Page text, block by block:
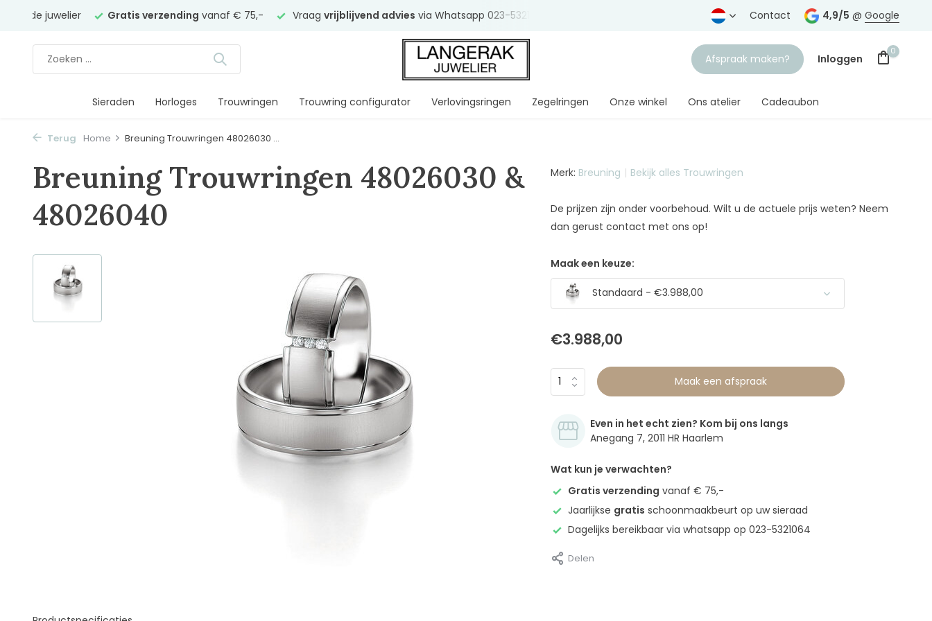
juwelier Gratis verzending vanaf € 75,- Vraag vrijblijvend advies via Whatsapp 023-5321064 uw vertrouwde juwelierContact 4,9/5 @ Google
Afspraak maken? Inloggen
0
Sieraden Horloges Trouwringen Trouwring configurator Verlovingsringen Zegelringen Onze winkel Ons atelier Cadeaubon
Terug Home Breuning Trouwringen 48026030 ...
Breuning Trouwringen 48026030 &
48026040
Merk: Breuning Bekijk alles Trouwringen
De prijzen zijn onder voorbehoud. Wilt u de actuele prijs weten? Neem
dan gerust contact met ons op!
Maak een keuze:
Standaard - €3.988,00
€3.988,00
Maak een afspraak
Even in het echt zien? Kom bij ons langs
Anegang 7, 2011 HR Haarlem
Wat kun je verwachten?
Gratis verzending vanaf € 75,-
Jaarlijkse gratis schoonmaakbeurt op uw sieraad
Dagelijks bereikbaar via whatsapp op 023-5321064
Delen